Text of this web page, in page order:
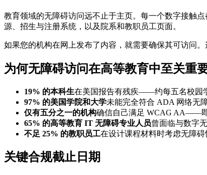
教育领域的无障碍访问远不止于主页。每一个数字接触
源、招生与注册系统，以及院系和教职员工页面。
如果您的机构在网上发布了内容，就需要确保其可访问
为何无障碍访问在高等教育中至关重
19% 的本科生在美国报告有残疾——约每五名校园
97% 的美国学院和大学未能完全符合 ADA 网络无
仅有五分之一的机构确信自己满足 WCAG AA——即
65% 的高等教育 IT 无障碍专业人员曾面临与数字
不足 25% 的教职员工在设计课程材料时考虑无障
关键合规截止日期